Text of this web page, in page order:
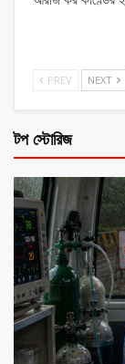
PREV NEXT
টপ স্টোরিজ